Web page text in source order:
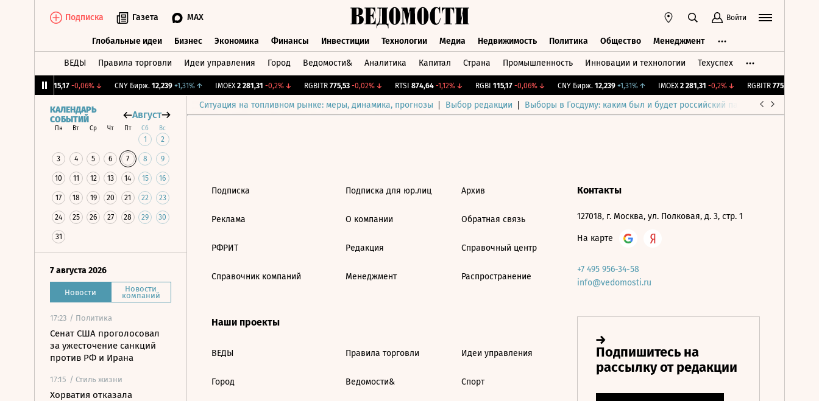
Подписка Газета MAX Войти
Глобальные идеи Бизнес Экономика Финансы Инвестиции Технологии Медиа Недвижимость Политика Общество Менеджмент
ВЕДЫ Правила торговли Идеи управления Город Ведомости& Аналитика Капитал Страна Промышленность Инновации и технологии Техуспех
115,17 -0,06%↓ CNY Бирж. 12,239 +1,31%↑ IMOEX 2 281,31 -0,2%↓ RGBITR 775,53 -0,02%↓ RTSI 874,64 -1,12%↓ RGBI 115,17 -0,06%↓ CNY Бирж. 12,239 +1,31%↑ IMOEX 2 281,31 -0,2%↓ RGBITR 775,53
Ситуация на топливном рынке: меры, динамика, прогнозы Выбор редакции Выборы в Госдуму: каким был и будет российский парламент
КАЛЕНДАРЬ
СОБЫТИЙ
Август
Пн Вт Ср Чт Пт Сб Вс
1 2
3 4 5 6 7 8 9
10 11 12 13 14 15 16
17 18 19 20 21 22 23
24 25 26 27 28 29 30
31
7 августа 2026
Новости Новости
компаний
17:23 / Политика
Сенат США проголосовал
за ужесточение санкций
против РФ и Ирана
17:15 / Стиль жизни
Хорватия отказала
Подписка
Реклама
РФРИТ
Справочник компаний
Подписка для юр.лиц
О компании
Редакция
Менеджмент
Архив
Обратная связь
Справочный центр
Распространение
Наши проекты
ВЕДЫ
Город
Правила торговли
Ведомости&
Идеи управления
Спорт
Контакты
127018, г. Москва, ул. Полковая, д. 3, стр. 1
На карте
+7 495 956-34-58
info@vedomosti.ru